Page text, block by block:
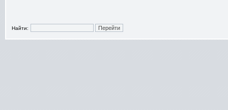
Найти: